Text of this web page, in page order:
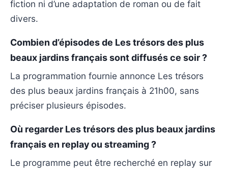
fiction ni d’une adaptation de roman ou de fait
divers.
Combien d’épisodes de Les trésors des plus
beaux jardins français sont diffusés ce soir ?
La programmation fournie annonce Les trésors
des plus beaux jardins français à 21h00, sans
préciser plusieurs épisodes.
Où regarder Les trésors des plus beaux jardins
français en replay ou streaming ?
Le programme peut être recherché en replay sur